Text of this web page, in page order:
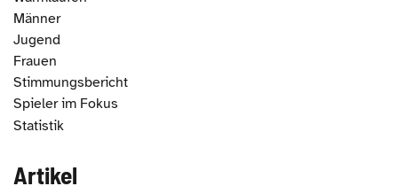
Männer
Jugend
Frauen
Stimmungsbericht
Spieler im Fokus
Statistik
Artikel